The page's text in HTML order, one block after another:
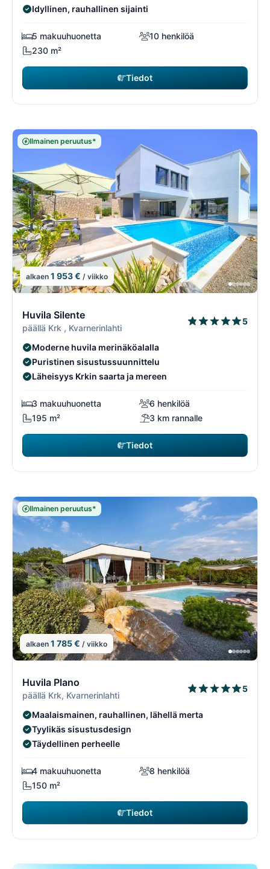
Idyllinen, rauhallinen sijainti
5 makuuhuonetta
10 henkilöä
230 m²
Tiedot
Ilmainen peruutus*
alkaen 1 953 € / viikko
Huvila Silente
päällä Krk , Kvarnerinlahti
5
Moderne huvila merinäköalalla
Puristinen sisustussuunnittelu
Läheisyys Krkin saarta ja mereen
3 makuuhuonetta
6 henkilöä
195 m²
3 km rannalle
Tiedot
Ilmainen peruutus*
alkaen 1 785 € / viikko
Huvila Plano
päällä Krk, Kvarnerinlahti
5
Maalaismainen, rauhallinen, lähellä merta
Tyylikäs sisustusdesign
Täydellinen perheelle
4 makuuhuonetta
8 henkilöä
150 m²
Tiedot